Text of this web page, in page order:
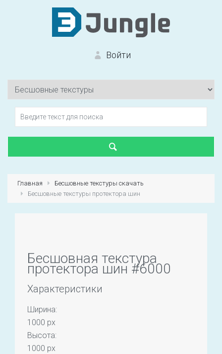
Войти
Вход на сайт
Первый раз? Зарегистрироваться
Главная
Бесшовные текстуры скачать
Бесшовные текстуры протектора шин
Бесшовная текстура
протектора шин #6000
Характеристики
Ширина:
1000 px
Высота:
1000 px